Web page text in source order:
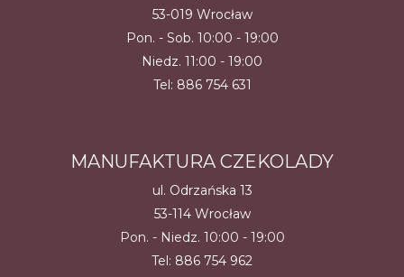
53-019 Wrocław
Pon. - Sob. 10:00 - 19:00
Niedz. 11:00 - 19:00
Tel: 886 754 631
MANUFAKTURA CZEKOLADY
ul. Odrzańska 13
53-114 Wrocław
Pon. - Niedz. 10:00 - 19:00
Tel: 886 754 962